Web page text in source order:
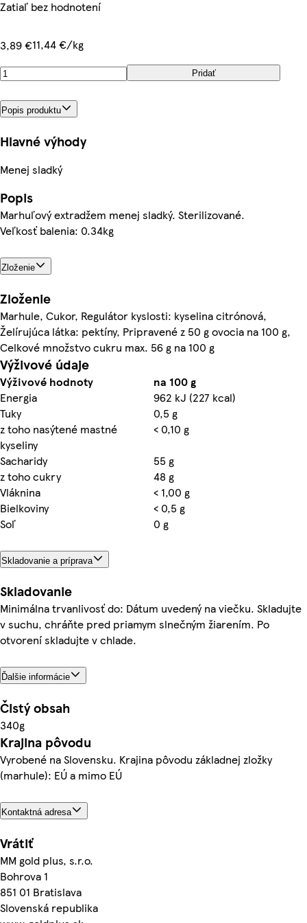
Zatiaľ bez hodnotení
3,89 €11,44 €/kg
Pridať
Popis produktu
Hlavné výhody
Menej sladký
Popis
Marhuľový extradžem menej sladký. Sterilizované.
Veľkosť balenia: 0.34kg
Zloženie
Zloženie
Marhule, Cukor, Regulátor kyslosti: kyselina citrónová,
Želírujúca látka: pektíny, Pripravené z 50 g ovocia na 100 g,
Celkové množstvo cukru max. 56 g na 100 g
Výživové údaje
Výživové hodnoty
na 100 g
Energia
962 kJ (227 kcal)
Tuky
0,5 g
z toho nasýtené mastné
kyseliny
< 0,10 g
Sacharidy
55 g
z toho cukry
48 g
Vláknina
< 1,00 g
Bielkoviny
< 0,5 g
Soľ
0 g
Skladovanie a príprava
Skladovanie
Minimálna trvanlivosť do: Dátum uvedený na viečku. Skladujte
v suchu, chráňte pred priamym slnečným žiarením. Po
otvorení skladujte v chlade.
Ďalšie informácie
Čistý obsah
340g
Krajina pôvodu
Vyrobené na Slovensku. Krajina pôvodu základnej zložky
(marhule): EÚ a mimo EÚ
Kontaktná adresa
Vrátiť
MM gold plus, s.r.o.
Bohrova 1
851 01 Bratislava
Slovenská republika